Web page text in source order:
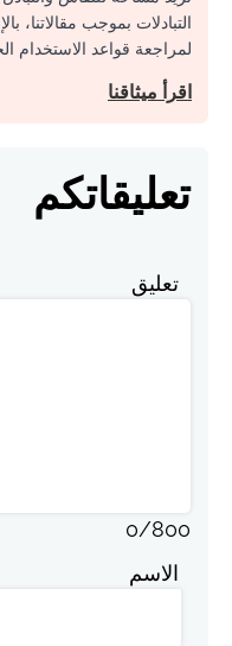
التبادلات بموجب مقالاتنا،
لمراجعة قواعد الاستخدام
اقرأ ميثاقنا
تعليقاتكم
تعليق
0/800
الاسم